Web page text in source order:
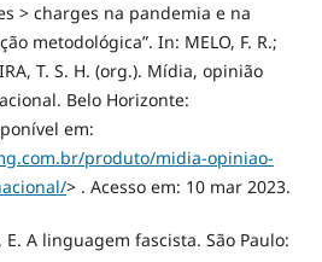
> charges na pandemia e na
metodológica”. In: MELO, F. R.;
T. S. H. (org.). Mídia, opinião
Belo Horizonte:
em:
produto/midia-opiniao-
> . Acesso em: 10 mar 2023.
E. A linguagem fascista. São Paulo: